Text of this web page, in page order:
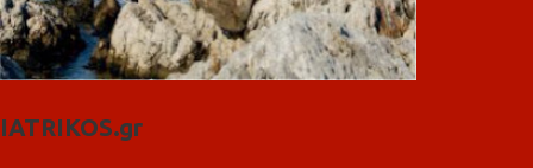
IATRIKOS.gr